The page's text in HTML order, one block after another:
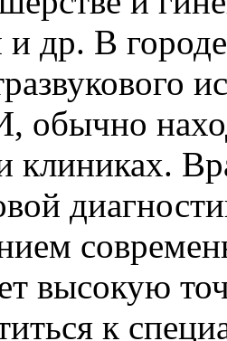
и др. В
обычно
клиниках.
высокую
к